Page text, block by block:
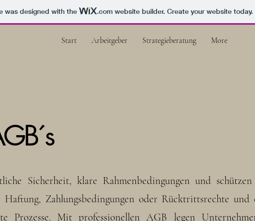
was designed with the .comwebsite builder. Create your website today.
Start Arbeitgeber Strategieberatung More
Sicherheit, klare Rahmenbedingungen und
Zahlungsbedingungen oder Rücktrittsrechte und
Prozesse. Mit professionellen AGB legen